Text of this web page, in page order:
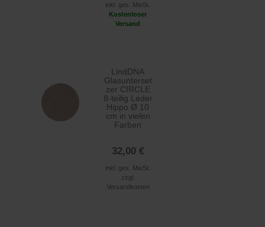
inkl. ges. MwSt.
Kostenloser
Versand
LindDNA
Glasunterset
zer CIRCLE
8-teilig Leder
Hippo Ø 10
cm in vielen
Farben
32,00 €
inkl. ges. MwSt.
zzgl.
Versandkosten